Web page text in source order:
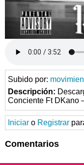
Subido por:
Descripción:
Conciente Ft DKano
Iniciar o Registrar
Comentarios